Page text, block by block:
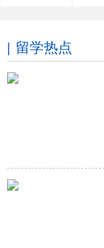
留学热点